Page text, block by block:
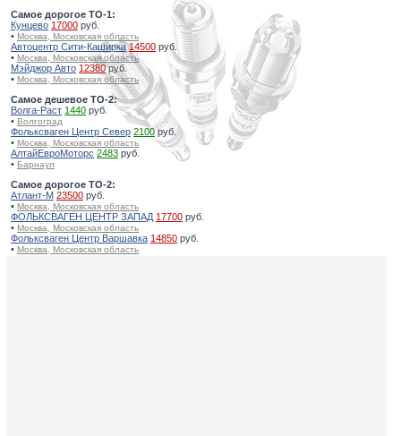
Самое дорогое ТО-1:
Кунцево 17000 руб.
• Москва, Московская область
Автоцентр Сити-Каширка 14500 руб.
• Москва, Московская область
Мэйджор Авто 12380руб.
• Москва, Московская область
Самое дешевое ТО-2:
Волга-Раст 1440 руб.
• Волгоград
Фольксваген Центр Север 2100руб.
• Москва, Московская область
АлтайЕвроМоторс 2483 руб.
• Барнаул
Самое дорогое ТО-2:
Атлант-М 23500 руб.
• Москва, Московская область
ФОЛЬКСВАГЕН ЦЕНТР ЗАПАД 17700 руб.
• Москва, Московская область
Фольксваген Центр Варшавка 14850 руб.
• Москва, Московская область